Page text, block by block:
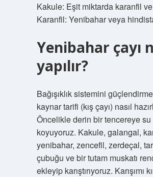
Kakule: Eşit miktarda karanfil ve
Karanfil: Yenibahar veya
Yenibahar çayı
yapılır?
Bağışıklık sistemini
kaynar tarifi (kış çayı) nasıl
Öncelikle derin bir tencereye su
koyuyoruz. Kakule, galangal,
yenibahar, zencefil, zerdeçal,
çubuğu ve bir tutam muskatı
ekleyip karıştırıyoruz. Karışımı